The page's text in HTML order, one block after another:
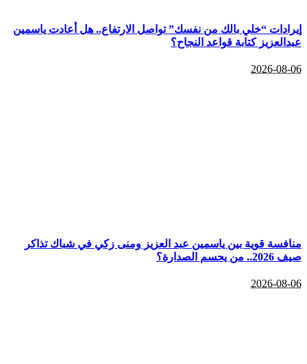
إيرادات “خلي بالك من نفسك” تواصل الارتفاع.. هل أعادت ياسمين
عبدالعزيز كتابة قواعد النجاح؟
2026-08-06
منافسة قوية بين ياسمين عبد العزيز ومنى زكي في شباك تذاكر
صيف 2026.. من يحسم الصدارة؟
2026-08-06